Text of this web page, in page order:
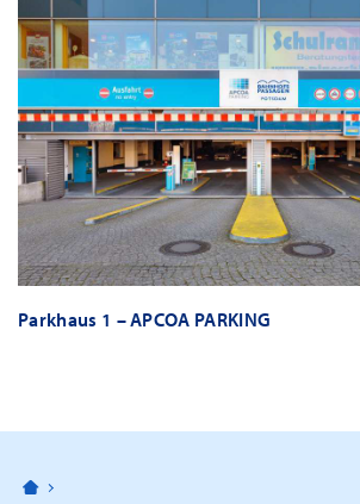
Parkhaus 1 – APCOA PARKING
Bahnhofspassagen Potsdam